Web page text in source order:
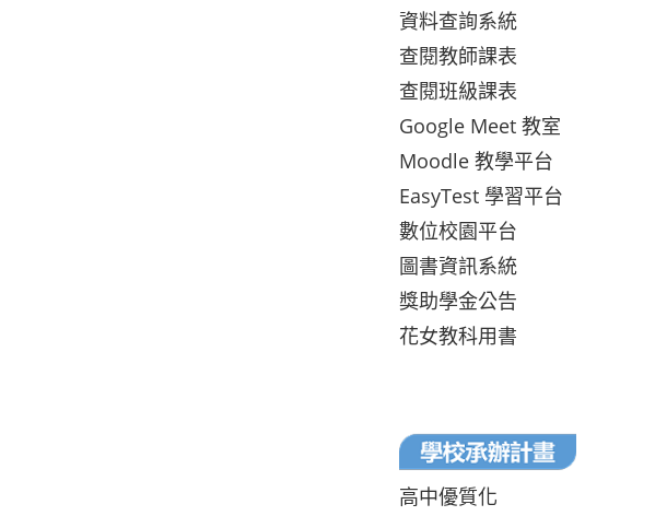
資料查詢系統
查閱教師課表
查閱班級課表
Google Meet 教室
Moodle 教學平台
EasyTest 學習平台
數位校園平台
圖書資訊系統
獎助學金公告
花女教科用書
高中優質化